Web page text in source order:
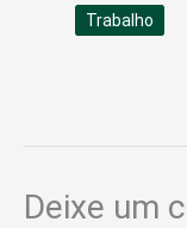
Trabalho
Deixe um